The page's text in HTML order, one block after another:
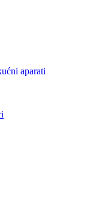
aparati